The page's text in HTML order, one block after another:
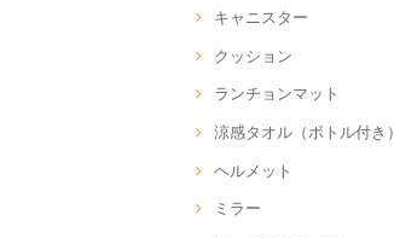
キャニスター
クッション
ランチョンマット
涼感タオル（ボトル付き）
ヘルメット
ミラー